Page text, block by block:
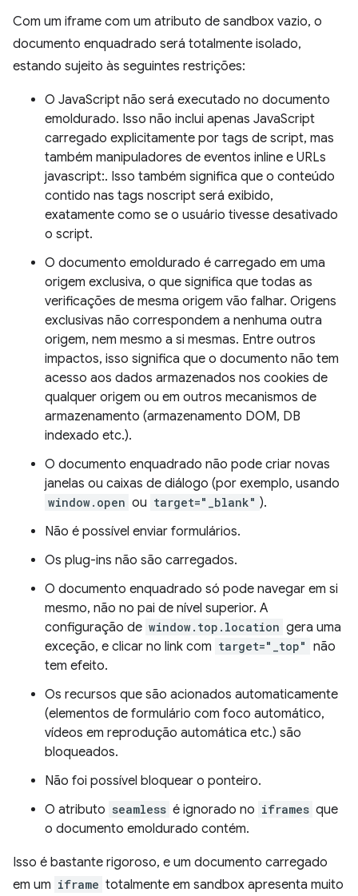
Com um iframe com um atributo de sandbox vazio, o
documento enquadrado será totalmente isolado,
estando sujeito às seguintes restrições:
O JavaScript não será executado no documento
emoldurado. Isso não inclui apenas JavaScript
carregado explicitamente por tags de script, mas
também manipuladores de eventos inline e URLs
javascript:. Isso também significa que o conteúdo
contido nas tags noscript será exibido,
exatamente como se o usuário tivesse desativado
o script.
O documento emoldurado é carregado em uma
origem exclusiva, o que significa que todas as
verificações de mesma origem vão falhar. Origens
exclusivas não correspondem a nenhuma outra
origem, nem mesmo a si mesmas. Entre outros
impactos, isso significa que o documento não tem
acesso aos dados armazenados nos cookies de
qualquer origem ou em outros mecanismos de
armazenamento (armazenamento DOM, DB
indexado etc.).
O documento enquadrado não pode criar novas
janelas ou caixas de diálogo (por exemplo, usando
window.open ou target="_blank" ).
Não é possível enviar formulários.
Os plug-ins não são carregados.
O documento enquadrado só pode navegar em si
mesmo, não no pai de nível superior. A
configuração de window.top.location gera uma
exceção, e clicar no link com target="_top" não
tem efeito.
Os recursos que são acionados automaticamente
(elementos de formulário com foco automático,
vídeos em reprodução automática etc.) são
bloqueados.
Não foi possível bloquear o ponteiro.
O atributo seamless é ignorado no iframes que
o documento emoldurado contém.
Isso é bastante rigoroso, e um documento carregado
em um iframe totalmente em sandbox apresenta muito